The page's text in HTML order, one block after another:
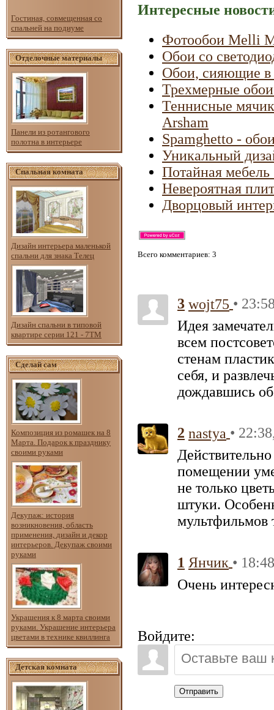
Гостиная, совмещенная со
спальней на подиуме
Отделочные материалы
Панели из ротангового
полотна в интерьере
Спальная комната
Дизайн интерьера маленькой
спальни для знака Телец
Дизайн спальни в типовой
квартире серии 121 - 7ТМ
Сделай сам
Композиция из ромашек на 8
Марта. Подарок к празднику
своими руками
Декупаж: история
возникновения, область
применения, дизайн и декор
интерьеров. Декупаж своими
руками
Украшения к 8 марта своими
руками. Украшение интерьера
цветами в технике квиллинга
Детская комната
Интересные
Фотообои Melli
Обои со
Обои, сияющие в
Трехмерные
Теннисные
Arsham
Spamghetto -
Уникальный
Потайная мебель
Невероятная
Дворцовый
Всего комментариев: 3
3 wojt75 •
Идея
всем
стенам
себя, и
дождавшись
2 nastya •
помещении
не только
штуки.
мультфильмов
1 Янчик •
Очень
Войдите:
Отправить